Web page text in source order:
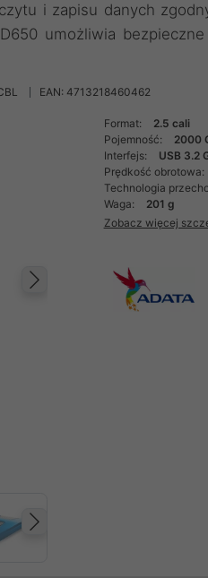
i zapisu danych
umożliwia
EAN: 4713218460462
Następny
Format:
2.5 cali
Pojemność:
2000
Interfejs:
USB 3.2
Prędkość obrotowa:
Technologia
Waga:
201 g
Zobacz więcej